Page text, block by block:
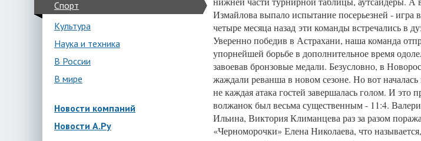
Спорт
Культура
Наука и техника
В России
В мире
Новости компаний
Новости А.Ру
Измайлова выпало испытание посерьезней - игра
четыре месяца назад эти команды встречались в
Уверенно победив в Астрахани, наша команда
упорнейшей борьбе в дополнительное время
завоевав бронзовые медали. Безусловно, в
жаждали реванша в новом сезоне. Но вот
не каждая атака гостей завершалась голом. И это
волжанок был весьма существенным - 11:4.
Ильина, Виктория Климанцева раз за разом
«Черноморочки» Елена Николаева, что